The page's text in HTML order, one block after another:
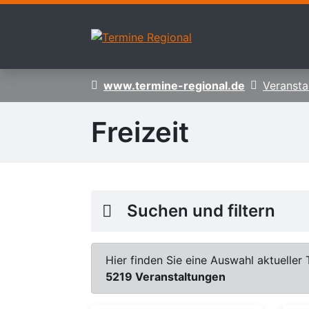
Zur Navigation springen
Zum Inhalt springen
www.termine-regional.de
Freizeit
Suchen und filtern
Hier finden Sie eine Auswahl aktueller
5219 Veranstaltungen